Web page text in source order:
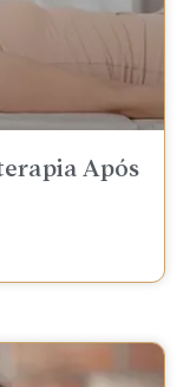
Após